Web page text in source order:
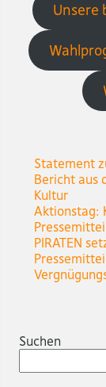
Unsere
Statement
Bericht aus
Kultur
Aktionstag:
PIRATEN
Suchen